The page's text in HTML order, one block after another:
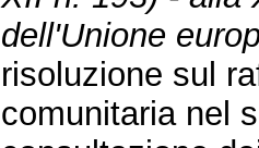
dell'Unione
risoluzione sul
comunitaria nel